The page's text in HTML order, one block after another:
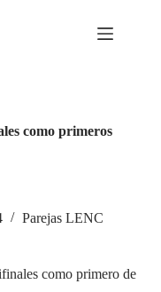
como primeros
Parejas LENC